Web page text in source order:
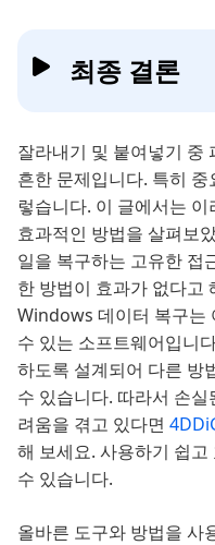
최종 결론
잘라내기 및 붙여넣기 중
흔한 문제입니다. 특히
렇습니다. 이 글에서는
효과적인 방법을 살펴보
일을 복구하는 고유한 접
한 방법이 효과가 없다고
Windows 데이터 복구는
수 있는 소프트웨어입니
하도록 설계되어 다른 방
수 있습니다. 따라서 손
려움을 겪고 있다면
해 보세요. 사용하기 쉽
수 있습니다.
올바른 도구와 방법을 사